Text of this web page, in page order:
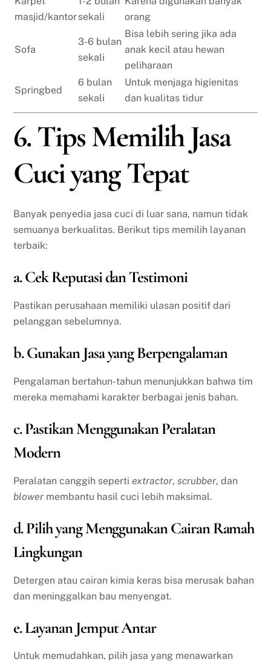
masjid/kantorsekali
orang
Sofa
3-6 bulan
sekali
Bisa lebih sering jika ada
anak kecil atau hewan
peliharaan
Springbed
6 bulan
sekali
Untuk menjaga higienitas
dan kualitas tidur
6. Tips Memilih Jasa
Cuci yang Tepat
Banyak penyedia jasa cuci di luar sana, namun tidak
semuanya berkualitas. Berikut tips memilih layanan
terbaik:
a. Cek Reputasi dan Testimoni
Pastikan perusahaan memiliki ulasan positif dari
pelanggan sebelumnya.
b. Gunakan Jasa yang Berpengalaman
Pengalaman bertahun-tahun menunjukkan bahwa tim
mereka memahami karakter berbagai jenis bahan.
c. Pastikan Menggunakan Peralatan
Modern
Peralatan canggih sepertiextractor,scrubber, dan
blower membantu hasil cuci lebih maksimal.
d. Pilih yang Menggunakan Cairan Ramah
Lingkungan
Detergen atau cairan kimia keras bisa merusak bahan
dan meninggalkan bau menyengat.
e. Layanan Jemput Antar
Untuk memudahkan, pilih jasa yang menawarkan